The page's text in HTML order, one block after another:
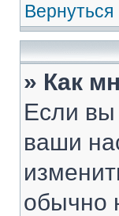
Вернуться
» Как
Если вы
ваши
обычно